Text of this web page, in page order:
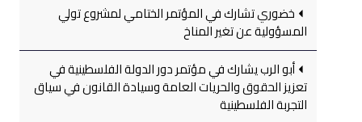
خضوري تشارك في المؤتمر الختامي لمشروع تولي
المسؤولية عن تغير المناخ
أبو الرب يشارك في مؤتمر دور الدولة الفلسطينية في
تعزيز الحقوق والحريات العامة وسيادة القانون في سياق
التجربة الفلسطينية